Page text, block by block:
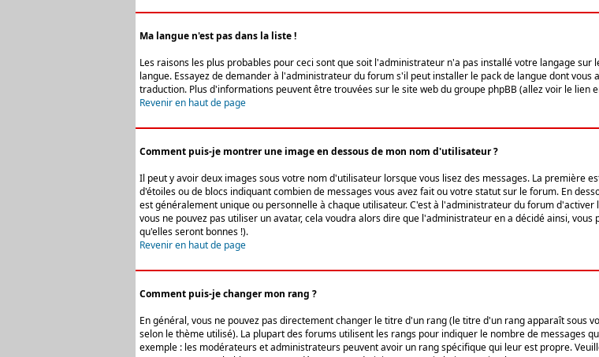
Ma langue n'est pas dans la liste !
Les raisons les plus probables pour ceci sont que soit l'administrateur n'a pas installé votre langage
langue. Essayez de demander à l'administrateur du forum s'il peut installer le pack de langue dont
traduction. Plus d'informations peuvent être trouvées sur le site web du groupe phpBB (allez voir le lien
Revenir en haut de page
Comment puis-je montrer une image en dessous de mon nom d'utilisateur ?
Il peut y avoir deux images sous votre nom d'utilisateur lorsque vous lisez des messages. La première
d'étoiles ou de blocs indiquant combien de messages vous avez fait ou votre statut sur le forum. En
est généralement unique ou personnelle à chaque utilisateur. C'est à l'administrateur du forum
vous ne pouvez pas utiliser un avatar, cela voudra alors dire que l'administrateur en a décidé ainsi,
qu'elles seront bonnes !).
Revenir en haut de page
Comment puis-je changer mon rang ?
En général, vous ne pouvez pas directement changer le titre d'un rang (le titre d'un rang apparaît sous
selon le thème utilisé). La plupart des forums utilisent les rangs pour indiquer le nombre de messages
exemple : les modérateurs et administrateurs peuvent avoir un rang spécifique qui leur est propre.